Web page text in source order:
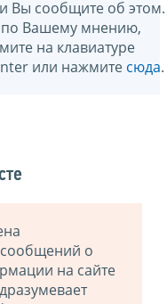
Вы сообщите об этом.
по Вашему мнению,
на клавиатуре
или нажмите сюда.
о
на сайте